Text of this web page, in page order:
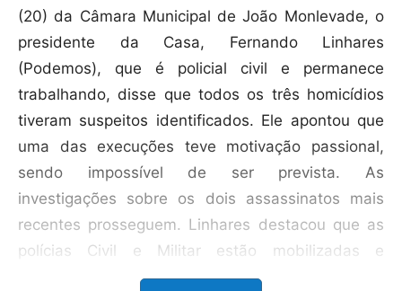
(20) da Câmara Municipal de João Monlevade, o
presidente da Casa, Fernando Linhares
(Podemos), que é policial civil e permanece
trabalhando, disse que todos os três homicídios
tiveram suspeitos identificados. Ele apontou que
uma das execuções teve motivação passional,
sendo impossível de ser prevista. As
investigações sobre os dois assassinatos mais
recentes prosseguem. Linhares destacou que as
polícias Civil e Militar estão mobilizadas e
empenhadas em esclarecer os crimes e prender